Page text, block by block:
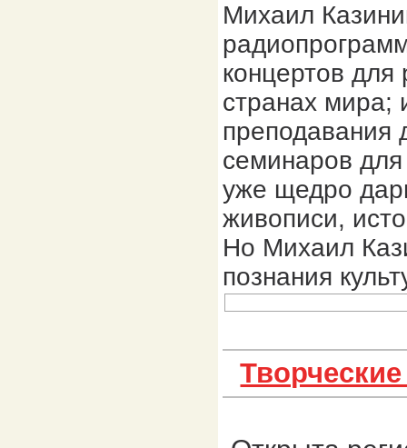
Михаил
концертов для
странах мира;
преподавания
семинаров
уже щедро
живописи,
Но Михаил
познания